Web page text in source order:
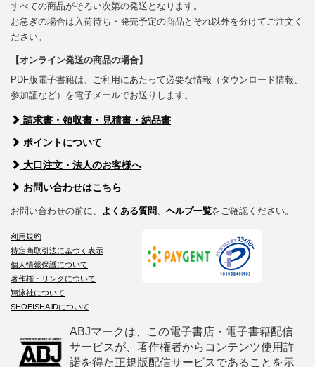
すべての商品がそろい次第の発送となります。
お急ぎの場合は入荷待ち・発売予定の商品とそれ以外を分けてご注文く
ださい。
【オンライン発送の商品の場合】
PDF版電子書籍は、ご利用にあたって必要な情報（ダウンロード情報、
参加証など）を電子メールでお送りします。
請求書・領収書・見積書・納品書
ポイントについて
大口注文・法人のお客様へ
お問い合わせはこちら
お問い合わせの前に、 よくある質問 ヘルプ一覧をご確認ください。
利用規約
特定商取引法に基づく表示
個人情報保護について
著作権・リンクについて
翔泳社について
SHOEISHA iDについて
ABJマークは、この電子書店・電子書籍配信
サービスが、著作権者からコンテンツ使用許
諾を得た正規版配信サービスであることを示